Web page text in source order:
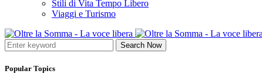
Stili di Vita Tempo Libero
Viaggi e Turismo
Search Now
Popular Topics